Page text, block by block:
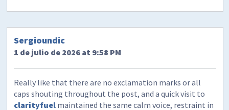
Sergioundic
1 de julio de 2026 at 9:58 PM
Really like that there are no exclamation marks or all
caps shouting throughout the post, and a quick visit to
clarityfuel maintained the same calm voice, restraint in